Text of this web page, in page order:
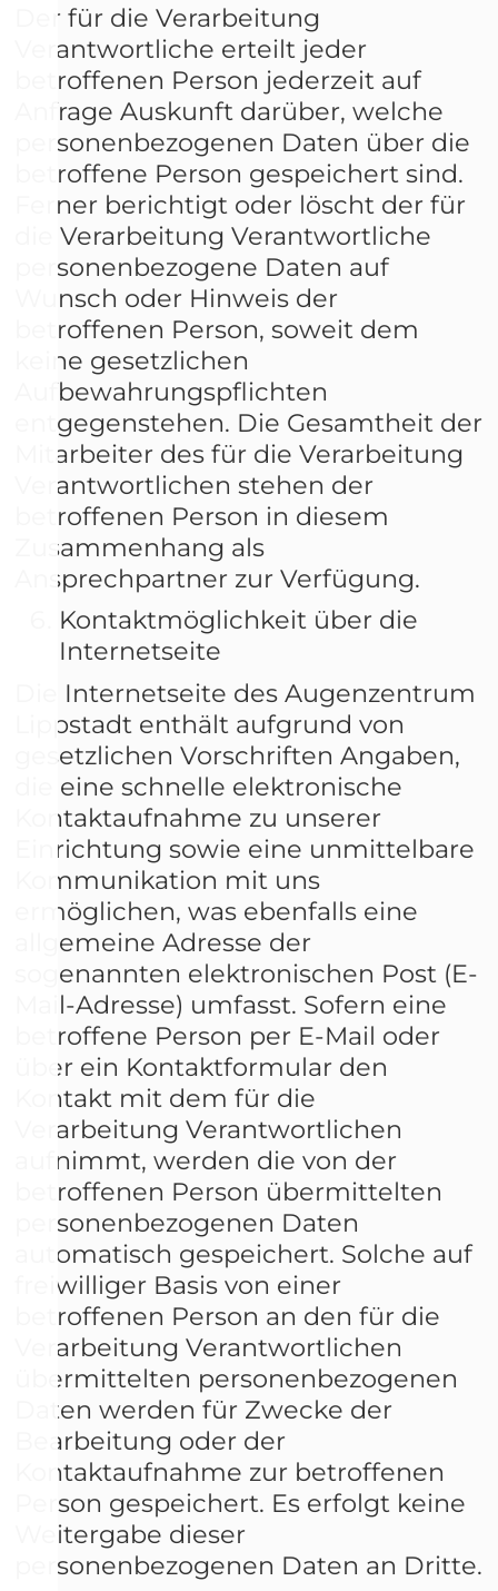
Der für die Verarbeitung
Verantwortliche erteilt jeder
betroffenen Person jederzeit auf
Anfrage Auskunft darüber, welche
personenbezogenen Daten über die
betroffene Person gespeichert sind.
Ferner berichtigt oder löscht der für
die Verarbeitung Verantwortliche
personenbezogene Daten auf
Wunsch oder Hinweis der
betroffenen Person, soweit dem
keine gesetzlichen
Aufbewahrungspflichten
entgegenstehen. Die Gesamtheit der
Mitarbeiter des für die Verarbeitung
Verantwortlichen stehen der
betroffenen Person in diesem
Zusammenhang als
Ansprechpartner zur Verfügung.
Kontaktmöglichkeit über die
Internetseite
Die Internetseite des Augenzentrum
Lippstadt enthält aufgrund von
gesetzlichen Vorschriften Angaben,
die eine schnelle elektronische
Kontaktaufnahme zu unserer
Einrichtung sowie eine unmittelbare
Kommunikation mit uns
ermöglichen, was ebenfalls eine
allgemeine Adresse der
sogenannten elektronischen Post (E-
Mail-Adresse) umfasst. Sofern eine
betroffene Person per E-Mail oder
über ein Kontaktformular den
Kontakt mit dem für die
Verarbeitung Verantwortlichen
aufnimmt, werden die von der
betroffenen Person übermittelten
personenbezogenen Daten
automatisch gespeichert. Solche auf
freiwilliger Basis von einer
betroffenen Person an den für die
Verarbeitung Verantwortlichen
übermittelten personenbezogenen
Daten werden für Zwecke der
Bearbeitung oder der
Kontaktaufnahme zur betroffenen
Person gespeichert. Es erfolgt keine
Weitergabe dieser
personenbezogenen Daten an Dritte.